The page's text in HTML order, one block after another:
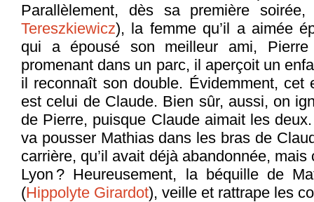
Parallèlement, dès sa première
Tereszkiewicz), la femme qu’il a aimée
qui a épousé son meilleur ami,
promenant dans un parc, il aperçoit un
il reconnaît son double. Évidemment, cet
est celui de Claude. Bien sûr, aussi, on
de Pierre, puisque Claude aimait les
va pousser Mathias dans les bras de
carrière, qu’il avait déjà abandonnée, mais
Lyon ? Heureusement, la béquille de
(Hippolyte Girardot), veille et rattrape les